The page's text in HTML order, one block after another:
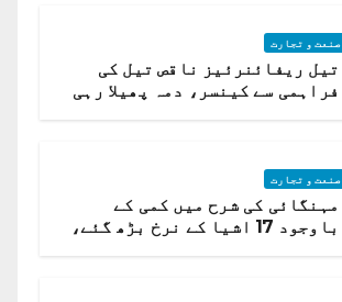
صنعت و تجارت
تیل ریفائنرئیز ناقص تیل کی
فراہمی سے کینسر، دمہ پھیلا رہی
صنعت و تجارت
مہنگائی کی شرح میں کمی کے
باوجود 17 اشیا کے نرخ بڑھ گئے،